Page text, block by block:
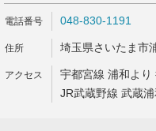
048-830-1191
埼玉県さいたま市
宇都宮線 浦和より
JR武蔵野線 武蔵